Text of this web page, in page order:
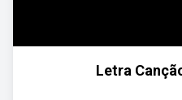
Letra